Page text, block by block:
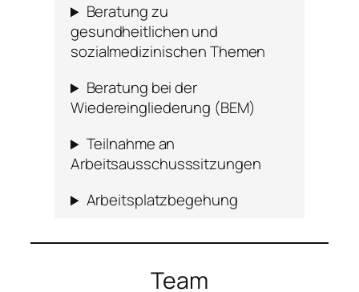
Beratung zu
gesundheitlichen und
sozialmedizinischen Themen
Beratung bei der
Wiedereingliederung (BEM)
Teilnahme an
Arbeitsausschusssitzungen
Arbeitsplatzbegehung
Team